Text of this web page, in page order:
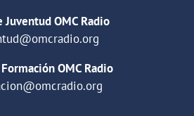
Juventud OMC Radio
OMC Radio